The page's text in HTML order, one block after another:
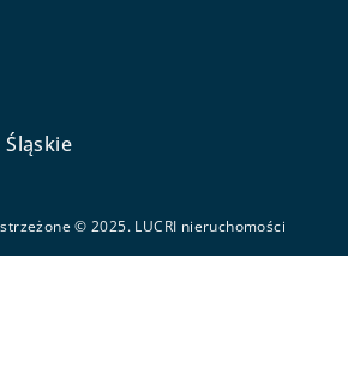
© 2025. LUCRI nieruchomości